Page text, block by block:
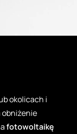
okolicach i
obniżenie
fotowoltaikę